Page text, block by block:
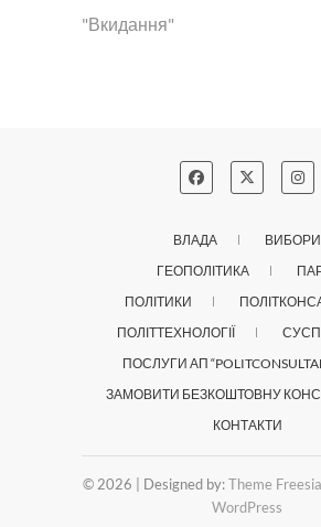
"Вкидання"
ВЛАДА
ВИБОРИ
ГЕОПОЛІТИКА
ПОЛІТИКИ
ПОЛІТТЕХНОЛОГІЇ
ПОСЛУГИ АП
ЗАМОВИТИ БЕЗКОШТОВНУ
КОНТАКТИ
© 2026 | Designed by:Theme Freesia
WordPress